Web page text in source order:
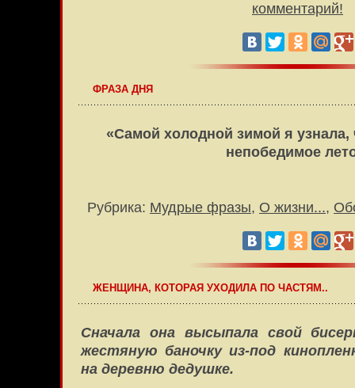
комментарий!
ФРАЗА ДНЯ
«Самой холодной зимой я
непобедимое
Рубрика: Мудрые фразы, О жизни...,
ЖЕНЩИНА, КОТОРАЯ УХОДИЛА ПО ЧАСТЯМ..
Сначала она высыпала свой
жестяную баночку из-под
на деревню дедушке.